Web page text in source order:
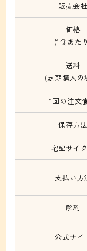
販売会社
価格
(1食あた
送料
(定期購入の
1回の注文
保存方法
宅配サイ
支払い方
解約
公式サイ